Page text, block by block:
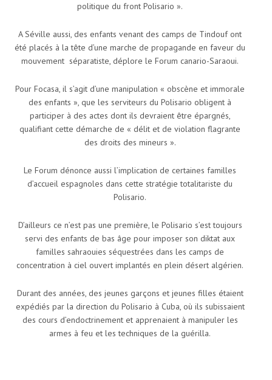
politique du front Polisario ».
A Séville aussi, des enfants venant des camps de Tindouf ont
été placés à la tête d’une marche de propagande en faveur du
mouvement séparatiste, déplore le Forum canario-Saraoui.
Pour Focasa, il s’agit d’une manipulation « obscène et immorale
des enfants », que les serviteurs du Polisario obligent à
participer à des actes dont ils devraient être épargnés,
qualifiant cette démarche de « délit et de violation flagrante
des droits des mineurs ».
Le Forum dénonce aussi l’implication de certaines familles
d’accueil espagnoles dans cette stratégie totalitariste du
Polisario.
D’ailleurs ce n’est pas une première, le Polisario s’est toujours
servi des enfants de bas âge pour imposer son diktat aux
familles sahraouies séquestrées dans les camps de
concentration à ciel ouvert implantés en plein désert algérien.
Durant des années, des jeunes garçons et jeunes filles étaient
expédiés par la direction du Polisario à Cuba, où ils subissaient
des cours d’endoctrinement et apprenaient à manipuler les
armes à feu et les techniques de la guérilla.